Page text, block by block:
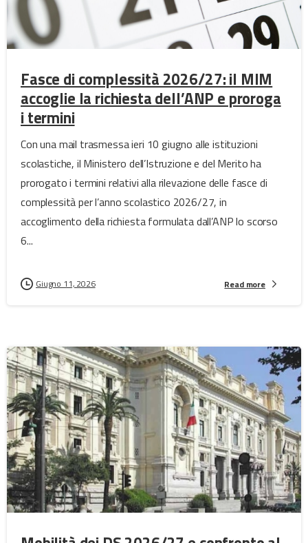
Fasce di complessità 2026/27: il MIM
accoglie la richiesta dell’ANP e proroga
i termini
Con una mail trasmessa ieri 10 giugno alle istituzioni
scolastiche, il Ministero dell’Istruzione e del Merito ha
prorogato i termini relativi alla rilevazione delle fasce di
complessità per l’anno scolastico 2026/27, in
accoglimento della richiesta formulata dall’ANP lo scorso
6...
Giugno 11, 2026 Read more